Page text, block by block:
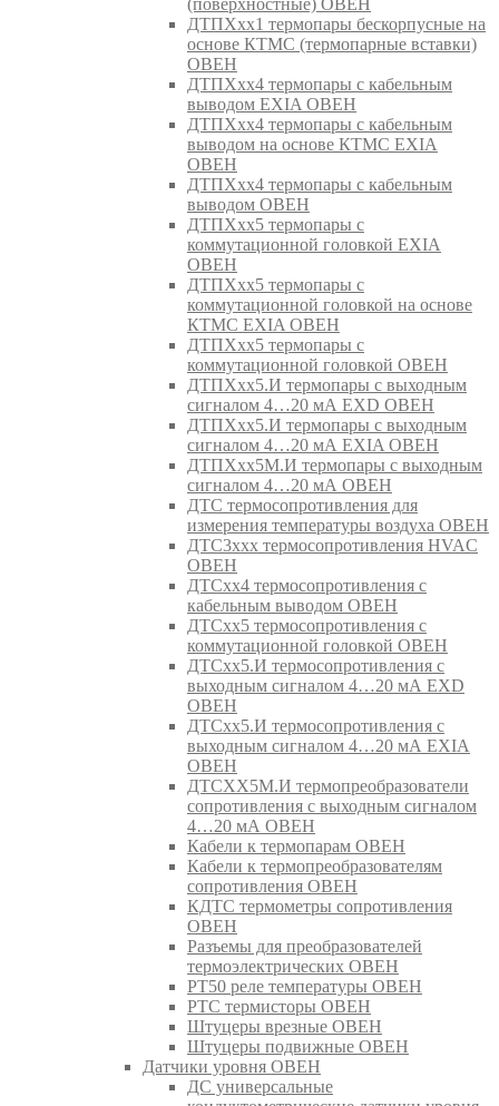
ДТПХхх1 термопары бескорпусные на
основе КТМС (термопарные вставки)
ОВЕН
ДТПХхх4 термопары с кабельным
выводом EXIA ОВЕН
ДТПХхх4 термопары с кабельным
выводом на основе КТМС EXIA
ОВЕН
ДТПХхх4 термопары с кабельным
выводом ОВЕН
ДТПХхх5 термопары с
коммутационной головкой EXIA
ОВЕН
ДТПХхх5 термопары с
коммутационной головкой на основе
КТМС EXIA ОВЕН
ДТПХхх5 термопары с
коммутационной головкой ОВЕН
ДТПХхх5.И термопары с выходным
сигналом 4…20 мА EXD ОВЕН
ДТПХхх5.И термопары с выходным
сигналом 4…20 мА EXIA ОВЕН
ДТПХхх5М.И термопары с выходным
сигналом 4…20 мА ОВЕН
ДТС термосопротивления для
измерения температуры воздуха ОВЕН
ДТС3ххх термосопротивления HVAC
ОВЕН
ДТСхх4 термосопротивления с
кабельным выводом ОВЕН
ДТСхх5 термосопротивления с
коммутационной головкой ОВЕН
ДТСхх5.И термосопротивления с
выходным сигналом 4…20 мА EXD
ОВЕН
ДТСхх5.И термосопротивления с
выходным сигналом 4…20 мА EXIA
ОВЕН
ДТСХХ5М.И термопреобразователи
сопротивления с выходным сигналом
4…20 мА ОВЕН
Кабели к термопарам ОВЕН
Кабели к термопреобразователям
сопротивления ОВЕН
КДТС термометры сопротивления
ОВЕН
Разъемы для преобразователей
термоэлектрических ОВЕН
РТ50 реле температуры ОВЕН
РТС термисторы ОВЕН
Штуцеры врезные ОВЕН
Штуцеры подвижные ОВЕН
Датчики уровня ОВЕН
ДС универсальные